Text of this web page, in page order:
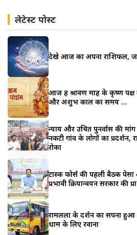
लेटेस्ट पोस्ट
देखे आज का अपना राशिफल,
आज हैं श्रावण माह के कृष्ण पक्ष
और अशुभ काल का समय …
न्याय और उचित पुनर्वास की
नकटी गांव के लोगों का
रोका
टास्क फोर्स की पहली बैठक
प्रभावी क्रियान्वयन सरकार की
रामलला के दर्शन का सपना हुआ
धाम के लिए रवाना